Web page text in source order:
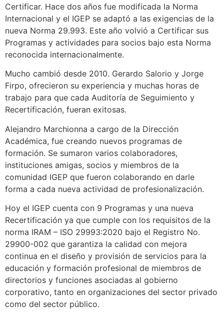
Certificar. Hace dos años fue modificada la Norma
Internacional y el IGEP se adaptó a las exigencias de la
nueva Norma 29.993. Este año volvió a Certificar sus
Programas y actividades para socios bajo esta Norma
reconocida internacionalmente.
Mucho cambió desde 2010. Gerardo Salorio y Jorge
Firpo, ofrecieron su experiencia y muchas horas de
trabajo para que cada Auditoría de Seguimiento y
Recertificación, fueran exitosas.
Alejandro Marchionna a cargo de la Dirección
Académica, fue creando nuevos programas de
formación. Se sumaron varios colaboradores,
instituciones amigas, socios y miembros de la
comunidad IGEP que fueron colaborando en darle
forma a cada nueva actividad de profesionalización.
Hoy el IGEP cuenta con 9 Programas y una nueva
Recertificación ya que cumple con los requisitos de la
norma IRAM – ISO 29993:2020 bajo el Registro No.
29900-002 que garantiza la calidad con mejora
continua en el diseño y provisión de servicios para la
educación y formación profesional de miembros de
directorios y funciones asociadas al gobierno
corporativo, tanto en organizaciones del sector privado
como del sector público.